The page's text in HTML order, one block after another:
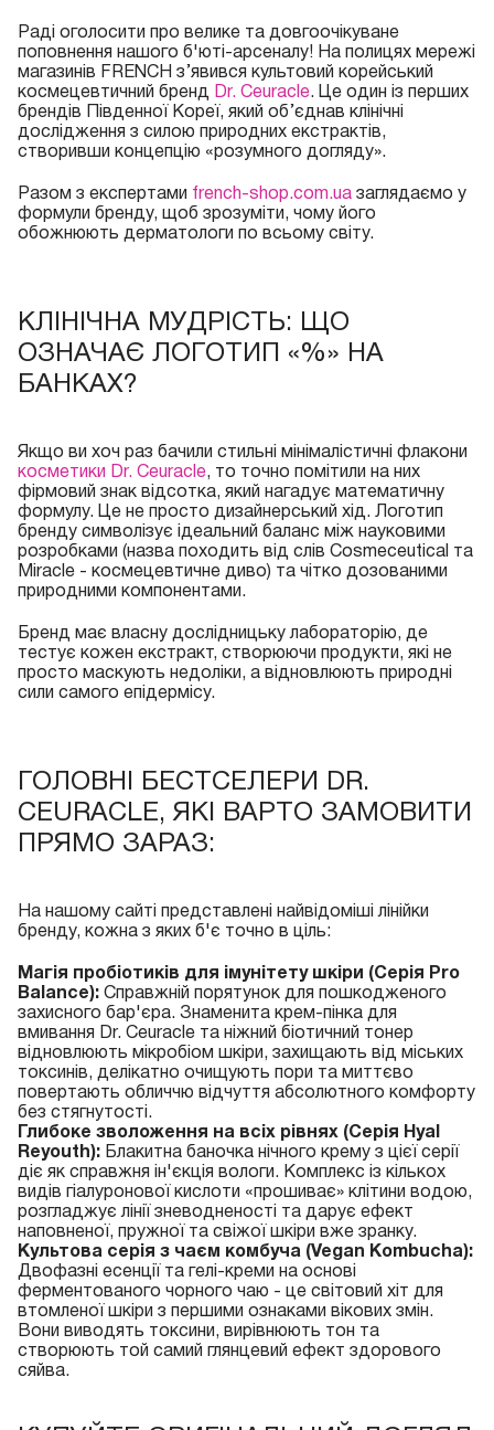
Раді оголосити про велике та довгоочікуване
поповнення нашого б'юті-арсеналу! На полицях мережі
магазинів FRENCH з’явився культовий корейський
космецевтичний бренд Dr. Ceuracle. Це один із перших
брендів Південної Кореї, який об’єднав клінічні
дослідження з силою природних екстрактів,
створивши концепцію «розумного догляду».
Разом з експертами french-shop.com.ua заглядаємо у
формули бренду, щоб зрозуміти, чому його
обожнюють дерматологи по всьому світу.
КЛІНІЧНА МУДРІСТЬ: ЩО
ОЗНАЧАЄ ЛОГОТИП «%» НА
БАНКАХ?
Якщо ви хоч раз бачили стильні мінімалістичні флакони
косметики Dr. Ceuracle, то точно помітили на них
фірмовий знак відсотка, який нагадує математичну
формулу. Це не просто дизайнерський хід. Логотип
бренду символізує ідеальний баланс між науковими
розробками (назва походить від слів Cosmeceutical та
Miracle - космецевтичне диво) та чітко дозованими
природними компонентами.
Бренд має власну дослідницьку лабораторію, де
тестує кожен екстракт, створюючи продукти, які не
просто маскують недоліки, а відновлюють природні
сили самого епідермісу.
ГОЛОВНІ БЕСТСЕЛЕРИ DR.
CEURACLE, ЯКІ ВАРТО ЗАМОВИТИ
ПРЯМО ЗАРАЗ:
На нашому сайті представлені найвідоміші лінійки
бренду, кожна з яких б'є точно в ціль:
Магія пробіотиків для імунітету шкіри (Серія Pro
Balance): Справжній порятунок для пошкодженого
захисного бар'єра. Знаменита крем-пінка для
вмивання Dr. Ceuracle та ніжний біотичний тонер
відновлюють мікробіом шкіри, захищають від міських
токсинів, делікатно очищують пори та миттєво
повертають обличчю відчуття абсолютного комфорту
без стягнутості.
Глибоке зволоження на всіх рівнях (Серія Hyal
Reyouth): Блакитна баночка нічного крему з цієї серії
діє як справжня ін'єкція вологи. Комплекс із кількох
видів гіалуронової кислоти «прошиває» клітини водою,
розгладжує лінії зневодненості та дарує ефект
наповненої, пружної та свіжої шкіри вже зранку.
Культова серія з чаєм комбуча (Vegan Kombucha):
Двофазні есенції та гелі-креми на основі
ферментованого чорного чаю - це світовий хіт для
втомленої шкіри з першими ознаками вікових змін.
Вони виводять токсини, вирівнюють тон та
створюють той самий глянцевий ефект здорового
сяйва.